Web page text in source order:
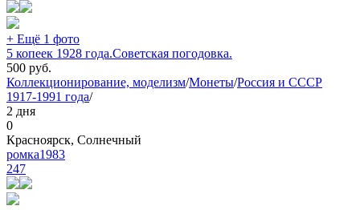
+ Ещё 1 фото
5 копеек 1928 года.Советская погодовка.
500 руб.
Коллекционирование, моделизм/Монеты/Россия и СССР
1917-1991 года/
2 дня
0
Красноярск, Солнечный
ромка1983
247